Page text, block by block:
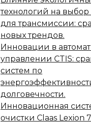
технологий на выбор
для трансмиссии:
новых трендов.
Инновации в
управлении CTIS:
систем по
долговечности.
Инновационная
очистки Claas Lexion